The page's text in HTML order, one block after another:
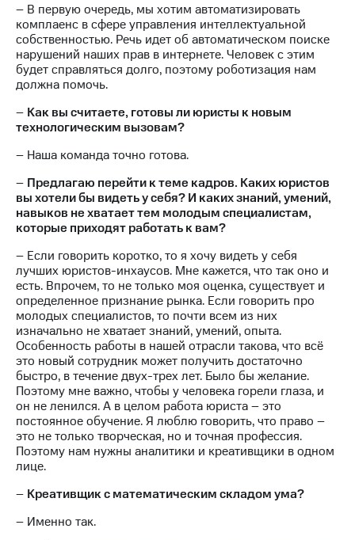
– В первую очередь, мы хотим автоматизировать
комплаенс в сфере управления интеллектуальной
собственностью. Речь идет об автоматическом поиске
нарушений наших прав в интернете. Человек с этим
будет справляться долго, поэтому роботизация нам
должна помочь.
– Как вы считаете, готовы ли юристы к новым
технологическим вызовам?
– Наша команда точно готова.
– Предлагаю перейти к теме кадров. Каких юристов
вы хотели бы видеть у себя? И каких знаний, умений,
навыков не хватает тем молодым специалистам,
которые приходят работать к вам?
– Если говорить коротко, то я хочу видеть у себя
лучших юристов-инхаусов. Мне кажется, что так оно и
есть. Впрочем, то не только моя оценка, существует и
определенное признание рынка. Если говорить про
молодых специалистов, то почти всем из них
изначально не хватает знаний, умений, опыта.
Особенность работы в нашей отрасли такова, что всё
это новый сотрудник может получить достаточно
быстро, в течение двух-трех лет. Было бы желание.
Поэтому мне важно, чтобы у человека горели глаза, и
он не ленился. А в целом работа юриста – это
постоянное обучение. Я люблю говорить, что право –
это не только творческая, но и точная профессия.
Поэтому нам нужны аналитики и креативщики в одном
лице.
– Креативщик с математическим складом ума?
– Именно так.